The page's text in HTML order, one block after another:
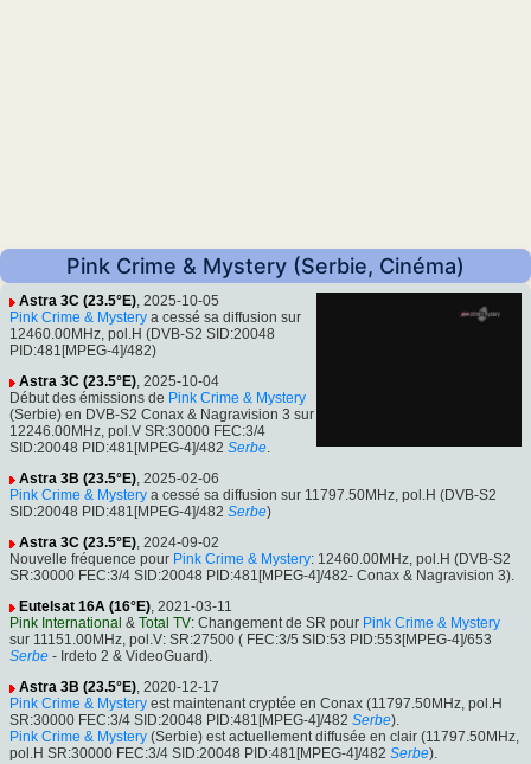
Pink Crime & Mystery (Serbie, Cinéma)
Astra 3C (23.5°E), 2025-10-05
Pink Crime & Mystery a cessé sa diffusion sur
12460.00MHz, pol.H (DVB-S2 SID:20048
PID:481[MPEG-4]/482)
Astra 3C (23.5°E), 2025-10-04
Début des émissions de Pink Crime & Mystery
(Serbie) en DVB-S2 Conax & Nagravision 3 sur
12246.00MHz, pol.V SR:30000 FEC:3/4
SID:20048 PID:481[MPEG-4]/482 Serbe.
Astra 3B (23.5°E), 2025-02-06
Pink Crime & Mystery a cessé sa diffusion sur 11797.50MHz, pol.H (DVB-S2
SID:20048 PID:481[MPEG-4]/482 Serbe)
Astra 3C (23.5°E), 2024-09-02
Nouvelle fréquence pour Pink Crime & Mystery: 12460.00MHz, pol.H (DVB-S2
SR:30000 FEC:3/4 SID:20048 PID:481[MPEG-4]/482- Conax & Nagravision 3).
Eutelsat 16A (16°E), 2021-03-11
Pink International & Total TV: Changement de SR pour Pink Crime & Mystery
sur 11151.00MHz, pol.V: SR:27500 ( FEC:3/5 SID:53 PID:553[MPEG-4]/653
Serbe - Irdeto 2 & VideoGuard).
Astra 3B (23.5°E), 2020-12-17
Pink Crime & Mystery est maintenant cryptée en Conax (11797.50MHz, pol.H
SR:30000 FEC:3/4 SID:20048 PID:481[MPEG-4]/482 Serbe).
Pink Crime & Mystery (Serbie) est actuellement diffusée en clair (11797.50MHz,
pol.H SR:30000 FEC:3/4 SID:20048 PID:481[MPEG-4]/482 Serbe).